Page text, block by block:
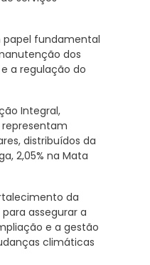
papel fundamental
dos
a regulação do
Integral,
representam
distribuídos da
2,05% na Mata
da
assegurar a
e a gestão
climáticas